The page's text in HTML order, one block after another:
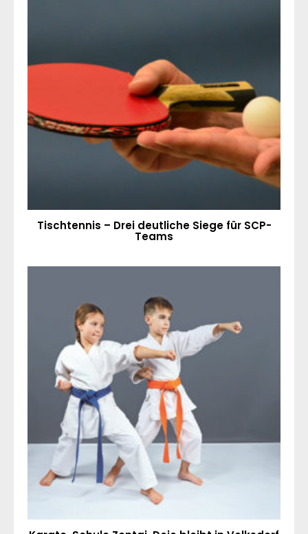
Tischtennis – Drei deutliche Siege für SCP-
Teams